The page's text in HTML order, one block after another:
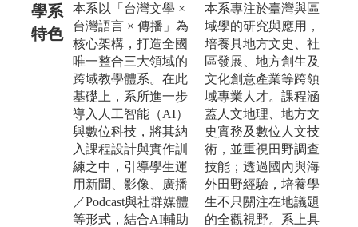
學系
特色
本系以「台灣文學 ×
台灣語言 × 傳播」為
核心架構，打造全國
唯一整合三大領域的
跨域教學體系。在此
基礎上，系所進一步
導入人工智能（AI）
與數位科技，將其納
入課程設計與實作訓
練之中，引導學生運
用新聞、影像、廣播
／Podcast與社群媒體
等形式，結合AI輔助
本系專注於臺灣與區
域學的研究與應用，
培養具地方文史、社
區發展、地方創生及
文化創意產業等跨領
域專業人才。課程涵
蓋人文地理、地方文
史實務及數位人文技
術，並重視田野調查
技能；透過國內與海
外田野經驗，培養學
生不只關注在地議題
的全觀視野。系上具